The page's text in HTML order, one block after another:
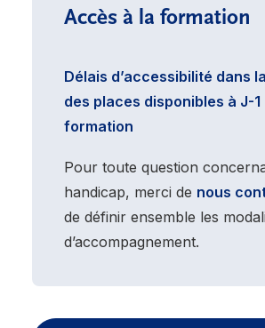
Accès à la formation
Délais d’accessibilité dans
des places disponibles à J-1
formation
Pour toute question
handicap, merci de nous
de définir ensemble les
d’accompagnement.